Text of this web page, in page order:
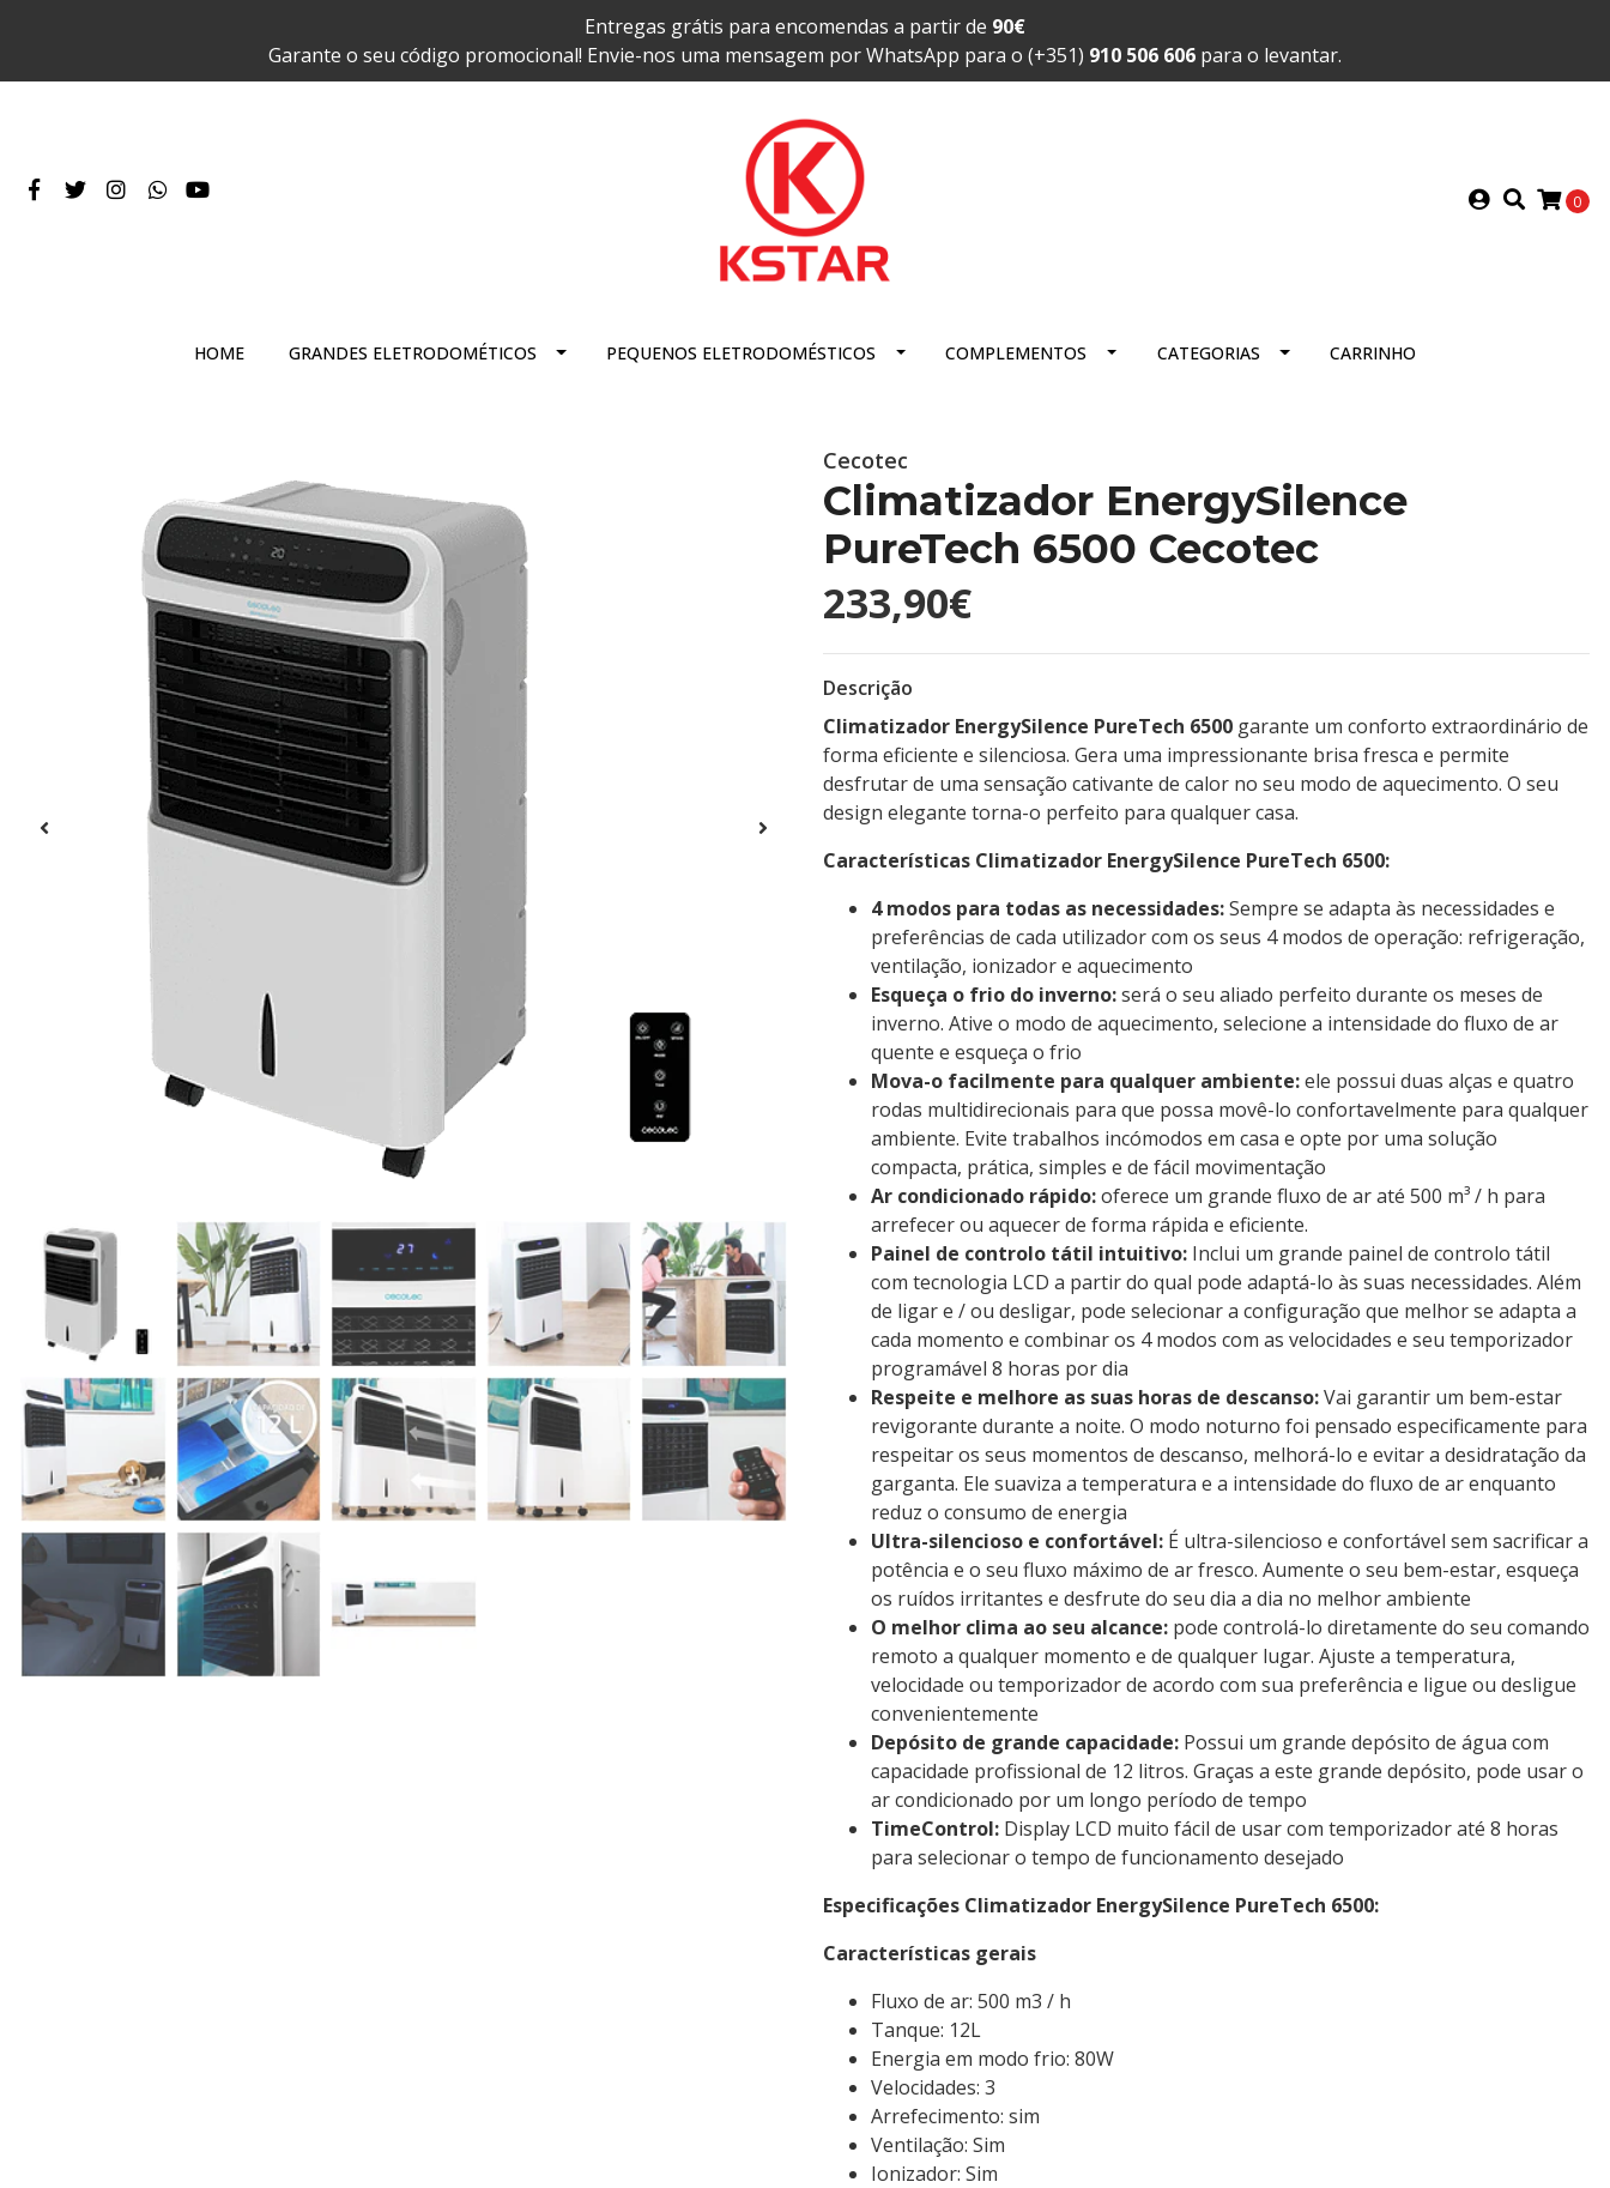
Entregas grátis para encomendas a partir de 90€
Garante o seu código promocional! Envie-nos uma mensagem por WhatsApp para o (+351) 910 506 606 para o levantar.
0
HOME GRANDES ELETRODOMÉTICOS PEQUENOS ELETRODOMÉSTICOS COMPLEMENTOS CATEGORIAS CARRINHO
Cecotec
Climatizador EnergySilence
PureTech 6500 Cecotec
233,90€
Descrição
Climatizador EnergySilence PureTech 6500 garante um conforto extraordinário de
forma eficiente e silenciosa. Gera uma impressionante brisa fresca e permite
desfrutar de uma sensação cativante de calor no seu modo de aquecimento. O seu
design elegante torna-o perfeito para qualquer casa.
Características Climatizador EnergySilence PureTech 6500:
4 modos para todas as necessidades:Sempre se adapta às necessidades e
preferências de cada utilizador com os seus 4 modos de operação: refrigeração,
ventilação, ionizador e aquecimento
Esqueça o frio do inverno:será o seu aliado perfeito durante os meses de
inverno. Ative o modo de aquecimento, selecione a intensidade do fluxo de ar
quente e esqueça o frio
Mova-o facilmente para qualquer ambiente:ele possui duas alças e quatro
rodas multidirecionais para que possa movê-lo confortavelmente para qualquer
ambiente. Evite trabalhos incómodos em casa e opte por uma solução
compacta, prática, simples e de fácil movimentação
Ar condicionado rápido:oferece um grande fluxo de ar até 500 m³ / h para
arrefecer ou aquecer de forma rápida e eficiente.
Painel de controlo tátil intuitivo: Inclui um grande painel de controlo tátil
com tecnologia LCD a partir do qual pode adaptá-lo às suas necessidades. Além
de ligar e / ou desligar, pode selecionar a configuração que melhor se adapta a
cada momento e combinar os 4 modos com as velocidades e seu temporizador
programável 8 horas por dia
Respeite e melhore as suas horas de descanso:Vai garantir um bem-estar
revigorante durante a noite. O modo noturno foi pensado especificamente para
respeitar os seus momentos de descanso, melhorá-lo e evitar a desidratação da
garganta. Ele suaviza a temperatura e a intensidade do fluxo de ar enquanto
reduz o consumo de energia
Ultra-silencioso e confortável: É ultra-silencioso e confortável sem sacrificar a
potência e o seu fluxo máximo de ar fresco. Aumente o seu bem-estar, esqueça
os ruídos irritantes e desfrute do seu dia a dia no melhor ambiente
O melhor clima ao seu alcance: pode controlá-lo diretamente do seu comando
remoto a qualquer momento e de qualquer lugar. Ajuste a temperatura,
velocidade ou temporizador de acordo com sua preferência e ligue ou desligue
convenientemente
Depósito de grande capacidade: Possui um grande depósito de água com
capacidade profissional de 12 litros. Graças a este grande depósito, pode usar o
ar condicionado por um longo período de tempo
TimeControl: Display LCD muito fácil de usar com temporizador até 8 horas
para selecionar o tempo de funcionamento desejado
Especificações Climatizador EnergySilence PureTech 6500:
Características gerais
Fluxo de ar: 500 m3 / h
Tanque: 12L
Energia em modo frio: 80W
Velocidades: 3
Arrefecimento: sim
Ventilação: Sim
Ionizador: Sim